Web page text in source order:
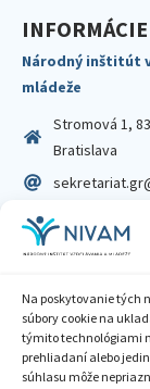
Na poskytovanie tých
súbory cookie na
týmito technológiami
prehliadaní alebo
súhlasu môže
INFORMÁCIE
Národný inštitút
mládeže
Stromová 1,
Bratislava
IČO: 00164348
DIČ: 2020798714